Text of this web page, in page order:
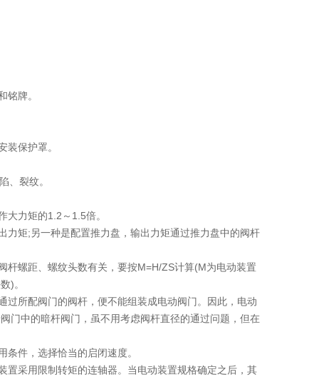
牌。
保护罩。
、裂纹。
力矩的1.2～1.5倍。
矩;另一种是配置推力盘，输出力矩通过推力盘中的阀杆
螺距、螺纹头数有关，要按M=H/ZS计算(M为电动装置
)。
所配阀门的阀杆，便不能组装成电动阀门。因此，电动
门中的暗杆阀门，虽不用考虑阀杆直径的通过问题，但在
件，选择恰当的启闭速度。
采用限制转矩的连轴器。当电动装置规格确定之后，其